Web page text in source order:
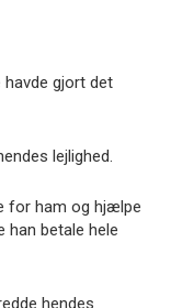
havde gjort det
lejlighed.
for ham og hjælpe
han betale hele
hendes